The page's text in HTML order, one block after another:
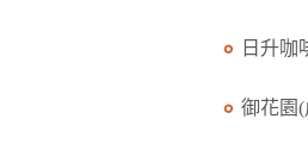
日升咖
御花園